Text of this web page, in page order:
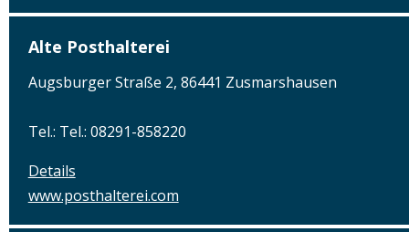
Alte Posthalterei
Augsburger Straße 2, 86441 Zusmarshausen
Tel.: Tel.: 08291-858220
Details
www.posthalterei.com